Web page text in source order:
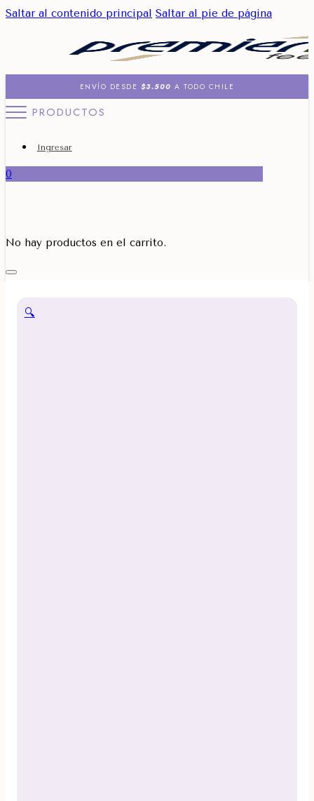
Saltar al contenido principal Saltar al pie de página
ENVÍO DESDE $3.500 A TODO CHILE
PRODUCTOS
Ingresar
0
No hay productos en el carrito.
🔍